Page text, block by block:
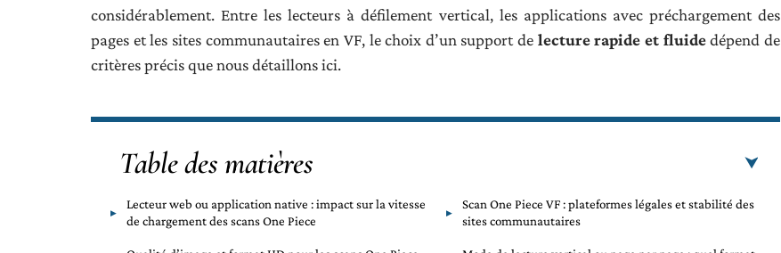
considérablement. Entre les lecteurs à défilement vertical, les applications avec préchargement des
pages et les sites communautaires en VF, le choix d’un support de lecture rapide et fluidedépend de
critères précis que nous détaillons ici.
Table des matières
Lecteur web ou application native : impact sur la vitesse
de chargement des scans One Piece
Scan One Piece VF : plateformes légales et stabilité des
sites communautaires